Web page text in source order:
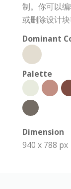
制。你可以
或删除设计块
Dominant
Palette
Dimension
940 x 788 px